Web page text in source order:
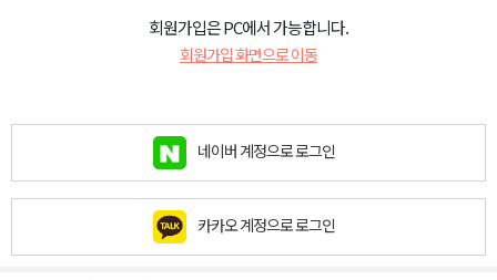
회원가입은 PC에서 가능합니다.
회원가입 화면으로 이동
네이버 계정으로 로그인
카카오 계정으로 로그인